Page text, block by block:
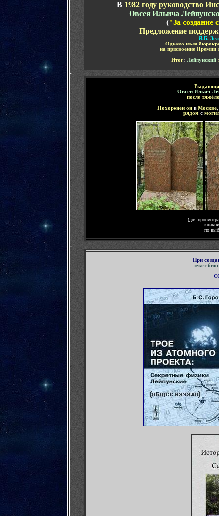
В 1982 году руководство
Овсея Ильича Лейпунск
("За создание
Предложение
Я.Б.
Однако из-за
на присвоение Премии
Итог: Лейпунский
-
Овсей Ильич
после
Похоронен онв Москве,
рядом с
(для
по
-
При
текст